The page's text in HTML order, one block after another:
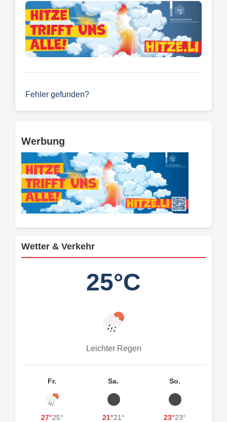
Fehler gefunden?
Werbung
Wetter & Verkehr
25°C
Leichter Regen
Fr.
27°25°
Sa.
21°21°
So.
23°23°